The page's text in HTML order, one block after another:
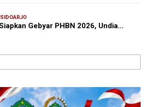
SIDOARJO
Gebyar PHBN 2026, Undia…